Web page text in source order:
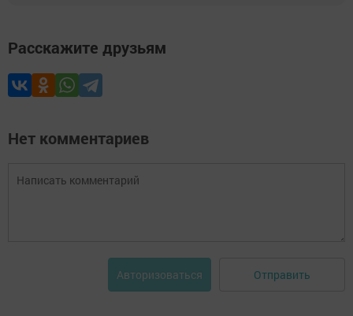
Расскажите друзьям
Нет комментариев
Авторизоваться Отправить